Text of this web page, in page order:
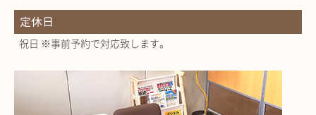
定休日
祝日 ※事前予約で対応致します。